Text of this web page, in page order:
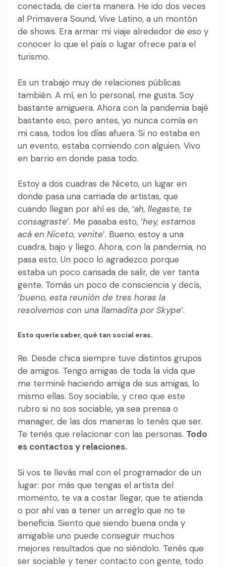
conectada, de cierta manera. He ido dos veces
al Primavera Sound, Vive Latino, a un montón
de shows. Era armar mi viaje alrededor de eso y
conocer lo que el país o lugar ofrece para el
turismo.
Es un trabajo muy de relaciones públicas
también. A mí, en lo personal, me gusta. Soy
bastante amiguera. Ahora con la pandemia bajé
bastante eso, pero antes, yo nunca comía en
mi casa, todos los días afuera. Si no estaba en
un evento, estaba comiendo con alguien. Vivo
en barrio en donde pasa todo.
Estoy a dos cuadras de Niceto, un lugar en
donde pasa una camada de artistas, que
cuando llegan por ahí es de, ‘ah, llegaste, te
consagraste’. Me pasaba esto, ‘hey, estamos
acá en Niceto, venite’. Bueno, estoy a una
cuadra, bajo y llego. Ahora, con la pandemia, no
pasa esto. Un poco lo agradezco porque
estaba un poco cansada de salir, de ver tanta
gente. Tomás un poco de consciencia y decís,
‘bueno, esta reunión de tres horas la
resolvemos con una llamadita por Skype’.
Esto quería saber, qué tan social eras.
Re. Desde chica siempre tuve distintos grupos
de amigos. Tengo amigas de toda la vida que
me terminé haciendo amiga de sus amigas, lo
mismo ellas. Soy sociable, y creo que este
rubro si no sos sociable, ya sea prensa o
manager, de las dos maneras lo tenés que ser.
Te tenés que relacionar con las personas. Todo
es contactos y relaciones.
Si vos te llevás mal con el programador de un
lugar: por más que tengas el artista del
momento, te va a costar llegar, que te atienda
o por ahí vas a tener un arreglo que no te
beneficia. Siento que siendo buena onda y
amigable uno puede conseguir muchos
mejores resultados que no siéndolo. Tenés que
ser sociable y tener contacto con gente, todo